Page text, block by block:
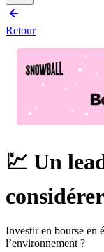
Retour
💹 Un
Investir en bourse en
l’environnement ?